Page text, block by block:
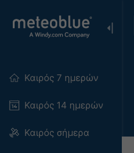
Καιρός 7 ημερών
Καιρός 14 ημερών
Καιρός σήμερα